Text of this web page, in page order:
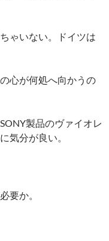
ゃいない。ドイツは
心が何処へ向かうの
製品のヴァイオレ
気分が良い。
要か。